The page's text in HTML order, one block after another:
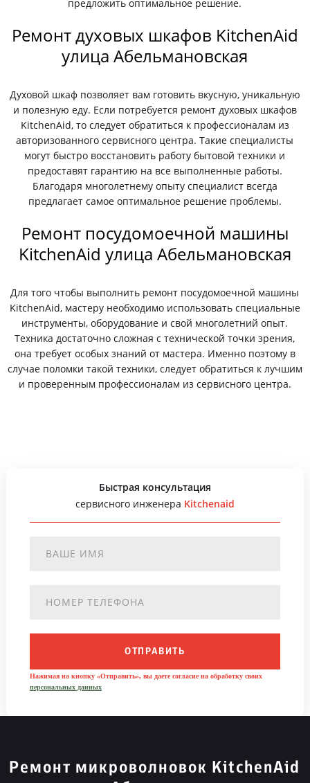
предложить оптимальное решение.
Ремонт духовых шкафов KitchenAid
улица Абельмановская
Духовой шкаф позволяет вам готовить вкусную, уникальную
и полезную еду. Если потребуется ремонт духовых шкафов
KitchenAid, то следует обратиться к профессионалам из
авторизованного сервисного центра. Такие специалисты
могут быстро восстановить работу бытовой техники и
предоставят гарантию на все выполненные работы.
Благодаря многолетнему опыту специалист всегда
предлагает самое оптимальное решение проблемы.
Ремонт посудомоечной машины
KitchenAid улица Абельмановская
Для того чтобы выполнить ремонт посудомоечной машины
KitchenAid, мастеру необходимо использовать специальные
инструменты, оборудование и свой многолетний опыт.
Техника достаточно сложная с технической точки зрения,
она требует особых знаний от мастера. Именно поэтому в
случае поломки такой техники, следует обратиться к лучшим
и проверенным профессионалам из сервисного центра.
Быстрая консультация
сервисного инженера Kitchenaid
ОТПРАВИТЬ
Нажимая на кнопку «Отправить», вы даете согласие на обработку своих
персональных данных
Ремонт микроволновок KitchenAid